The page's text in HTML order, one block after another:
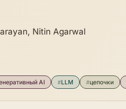
Nitin Agarwal
AI #LLM #цепочки